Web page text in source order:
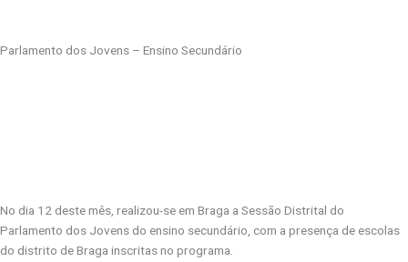
Parlamento dos Jovens – Ensino Secundário
No dia 12 deste mês, realizou-se em Braga a Sessão Distrital do
Parlamento dos Jovens do ensino secundário, com a presença de escolas
do distrito de Braga inscritas no programa.